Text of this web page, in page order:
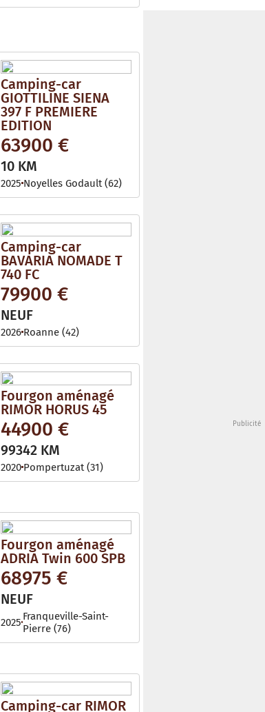
Camping-car
GIOTTILINE SIENA
397 F PREMIERE
EDITION
63900 €
10 KM
2025 Noyelles Godault (62)
Camping-car
BAVARIA NOMADE T
740 FC
79900 €
NEUF
2026 Roanne (42)
Fourgon aménagé
RIMOR HORUS 45
44900 €
99342 KM
2020 Pompertuzat (31)
Fourgon aménagé
ADRIA Twin 600 SPB
68975 €
NEUF
2025 Franqueville-Saint-
Pierre (76)
Camping-car RIMOR